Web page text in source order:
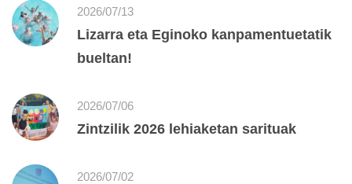
2026/07/13
Lizarra eta Eginoko kanpamentuetatik
bueltan!
2026/07/06
Zintzilik 2026 lehiaketan sarituak
2026/07/02